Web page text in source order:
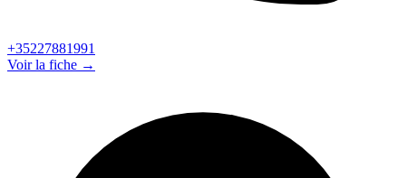
+35227881991
Voir la fiche →